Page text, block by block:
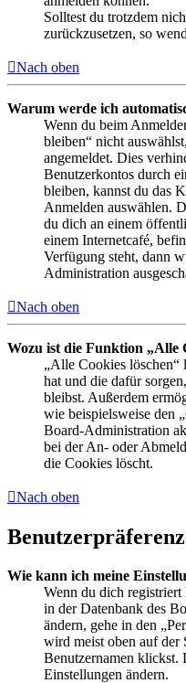
Solltest du trotzdem
zurückzusetzen, so
Nach oben
Warum werde ich
Wenn du beim
bleiben“ nicht
angemeldet. Dies
Benutzerkontos durch
bleiben, kannst du das
Anmelden auswählen.
du dich an einem
einem Internetcafé,
Verfügung steht, dann
Administration
Nach oben
Wozu ist die Funktion „Alle
„Alle Cookies
hat und die dafür
bleibst. Außerdem
wie beispielsweise den
Board-Administration
bei der An- oder
die Cookies löscht.
Nach oben
Wie kann ich meine
Wenn du dich registriert
in der Datenbank des
ändern, gehe in den
wird meist oben auf der
Benutzernamen klickst.
Einstellungen ändern.